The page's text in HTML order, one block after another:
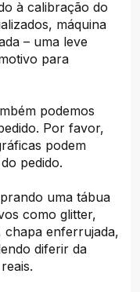
à calibração do
máquina
– uma leve
para
podemos
Por favor,
podem
pedido.
uma tábua
como glitter,
enferrujada,
diferir da